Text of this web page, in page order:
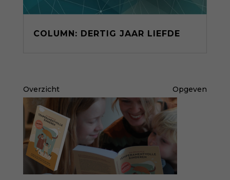
COLUMN: DERTIG JAAR LIEFDE
Overzicht Opgeven